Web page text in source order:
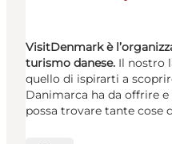
VisitDenmark è
turismo danese. Il nostro
quello di ispirarti a
Danimarca ha da offrire
possa trovare tante cose